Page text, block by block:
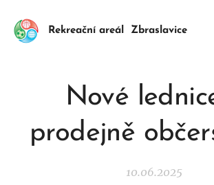
Rekreační areál Zbraslavice
Nové
prodejně
10.06.2025